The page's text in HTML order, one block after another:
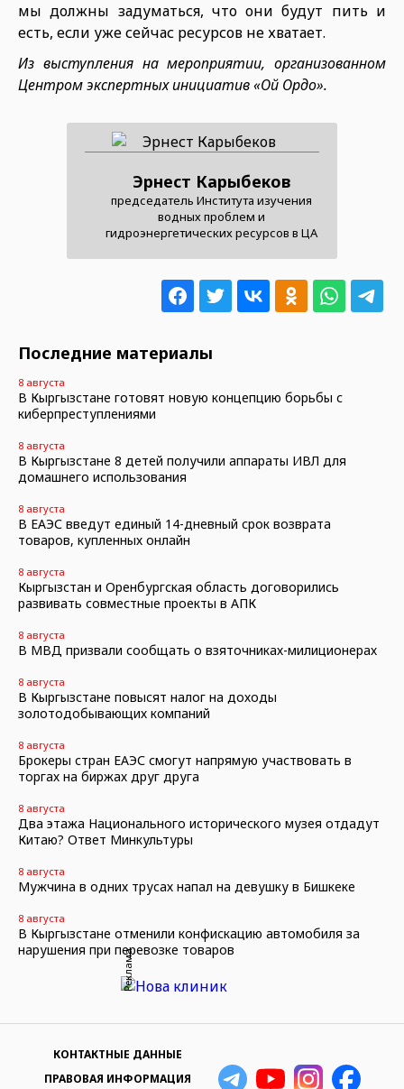
мы должны задуматься, что они будут пить и
есть, если уже сейчас ресурсов не хватает.
Из выступления на мероприятии, организованном
Центром экспертных инициатив «Ой Ордо».
Эрнест Карыбеков
председатель Института изучения
водных проблем и
гидроэнергетических ресурсов в ЦА
Последние материалы
8 августа
В Кыргызстане готовят новую концепцию борьбы с
киберпреступлениями
8 августа
В Кыргызстане 8 детей получили аппараты ИВЛ для
домашнего использования
8 августа
В ЕАЭС введут единый 14-дневный срок возврата
товаров, купленных онлайн
8 августа
Кыргызстан и Оренбургская область договорились
развивать совместные проекты в АПК
8 августа
В МВД призвали сообщать о взяточниках-милиционерах
8 августа
В Кыргызстане повысят налог на доходы
золотодобывающих компаний
8 августа
Брокеры стран ЕАЭС смогут напрямую участвовать в
торгах на биржах друг друга
8 августа
Два этажа Национального исторического музея отдадут
Китаю? Ответ Минкультуры
8 августа
Мужчина в одних трусах напал на девушку в Бишкеке
8 августа
В Кыргызстане отменили конфискацию автомобиля за
нарушения при перевозке товаров
Реклама
КОНТАКТНЫЕ ДАННЫЕ
ПРАВОВАЯ ИНФОРМАЦИЯ